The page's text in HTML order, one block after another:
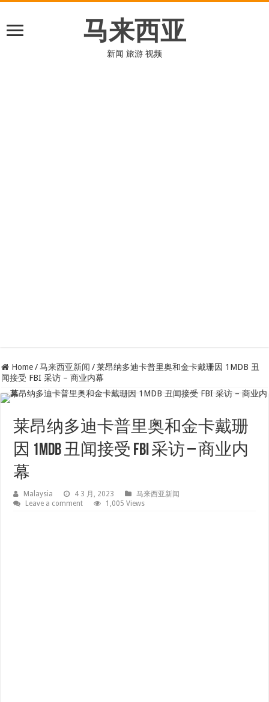
马来西亚
新闻 旅游 视频
Home / 马来西亚新闻 / 莱昂纳多迪卡普里奥和金卡戴珊因 1MDB 丑
闻接受 FBI 采访 – 商业内幕
莱昂纳多迪卡普里奥和金卡戴珊
因 1MDB 丑闻接受 FBI 采访 – 商业内
幕
Malaysia 4 3 月, 2023
马来西亚新闻
Leave a comment
1,005 Views